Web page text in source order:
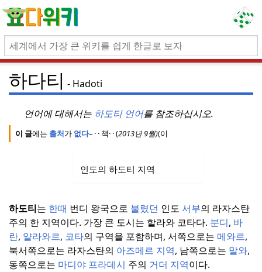
하다티 Hadoti
언어에 대해서는 하도티 언어를 참조하십시오.
이 글에는 출처가 없다– · · 책· ·(2013년 9월)(이
인도의 하도티 지역
하도티는 한때 번디 왕국으로 불렸던 인도 서부의 라자스탄
주의 한 지역이다. 가장 큰 도시는 할라와 코타다. 분디, 바
란, 얄라와르, 코타의 구역을 포함하며, 서쪽으로는 메와르,
북서쪽으로는 라자스탄의 아즈메르 지역, 남쪽으로는 말와,
동쪽으로는 마디야 프라데시 주의 거더 지역이다.